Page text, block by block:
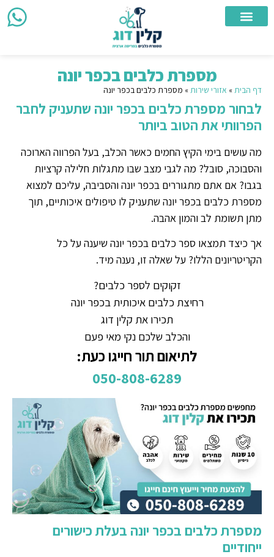
מספרת כלבים בכפר יונה
דף הבית» אזורי שירות» מספרת כלבים בכפר יונה
לבחור מספרת כלבים בכפר יונה שתעניק לחבר
הפרוותי את הטוב ביותר
מה עושים בימי הקיץ החמים כאשר הכלב, בעל הפרווה הארוכה
והסבוכה, סובל? מה לגבי מצב שבו מתגלות חלילה קרציות
בגבו? אם אתם מתגוררים בכפר יונה והסביבה, עליכם למצוא
מספרת כלבים בכפר יונה שתעניק לו טיפולים איכותיים, תוך
מתן תשומת לב והמון אהבה.
אך כיצד תמצאו ספר כלבים בכפר יונה שיענה על כל
הקריטריונים הללו? על שאלה זו, נענה מיד.
זקוקים לספר כלבים?
רחיצת כלבים איכותית בכפר יונה
תכירו את קלין דוג
והכלב שלכם נקי מאי פעם
לתיאום תור חייגו כעת:
050-808-6289
מספרת כלבים בכפר יונה בעלת כישורים
ייחודיים